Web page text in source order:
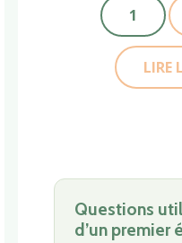
1
LIRE
Questions
d’un premier